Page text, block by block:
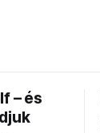
– és